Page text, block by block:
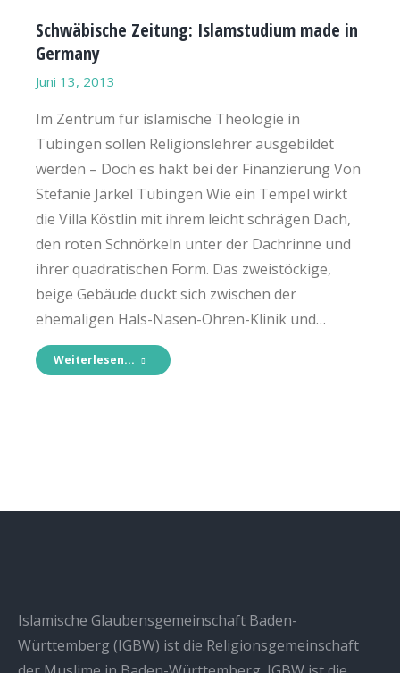
Schwäbische Zeitung: Islamstudium made in
Germany
Juni 13, 2013
Im Zentrum für islamische Theologie in
Tübingen sollen Religionslehrer ausgebildet
werden – Doch es hakt bei der Finanzierung Von
Stefanie Järkel Tübingen Wie ein Tempel wirkt
die Villa Köstlin mit ihrem leicht schrägen Dach,
den roten Schnörkeln unter der Dachrinne und
ihrer quadratischen Form. Das zweistöckige,
beige Gebäude duckt sich zwischen der
ehemaligen Hals-Nasen-Ohren-Klinik und…
Weiterlesen...
Islamische Glaubensgemeinschaft Baden-
Württemberg (IGBW) ist die Religionsgemeinschaft